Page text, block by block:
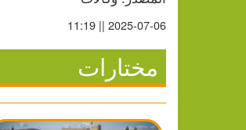
2025-07-06 || 11:19
مختارات